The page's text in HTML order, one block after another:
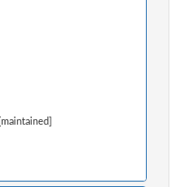
[maintained]